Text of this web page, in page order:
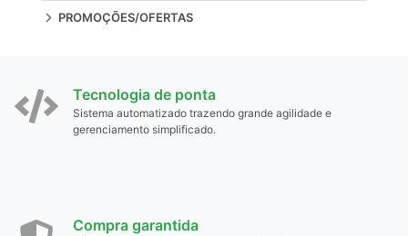
PROMOÇÕES/OFERTAS
Tecnologia de ponta
Sistema automatizado trazendo grande agilidade e
gerenciamento simplificado.
Compra garantida